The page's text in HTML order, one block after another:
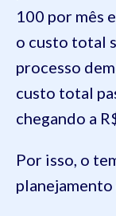
100 por mês
o custo total
processo
custo total
chegando a
Por isso, o